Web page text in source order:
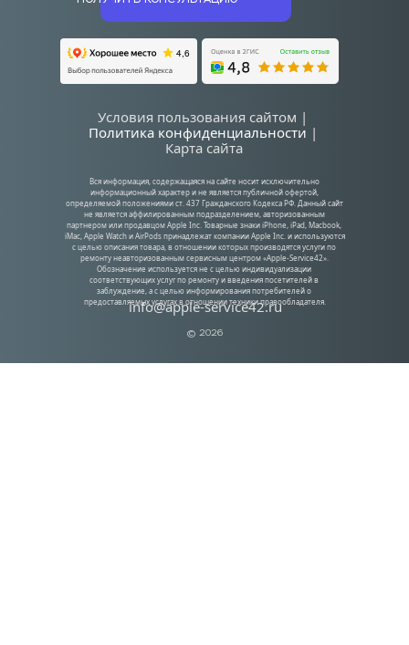
© 2026
info@apple-service42.ru
Вся информация, содержащаяся на сайте носит исключительно
информационный характер и не является публичной офертой,
определяемой положениями ст. 437 Гражданского Кодекса РФ. Данный сайт
не является аффилированным подразделением, авторизованным
партнером или продавцом Apple Inc. Товарные знаки iPhone, iPad, Macbook,
iMac, Apple Watch и AirPods принадлежат компании Apple Inc. и используются
с целью описания товара, в отношении которых производятся услуги по
ремонту неавторизованным сервисным центром «Apple-Service42».
Обозначение используется не с целью индивидуализации
соответствующих услуг по ремонту и введения посетителей в
заблуждение, а с целью информирования потребителей о
предоставляемых услугах в отношении техники правообладателя.
Политика конфиденциальности |
Карта сайта